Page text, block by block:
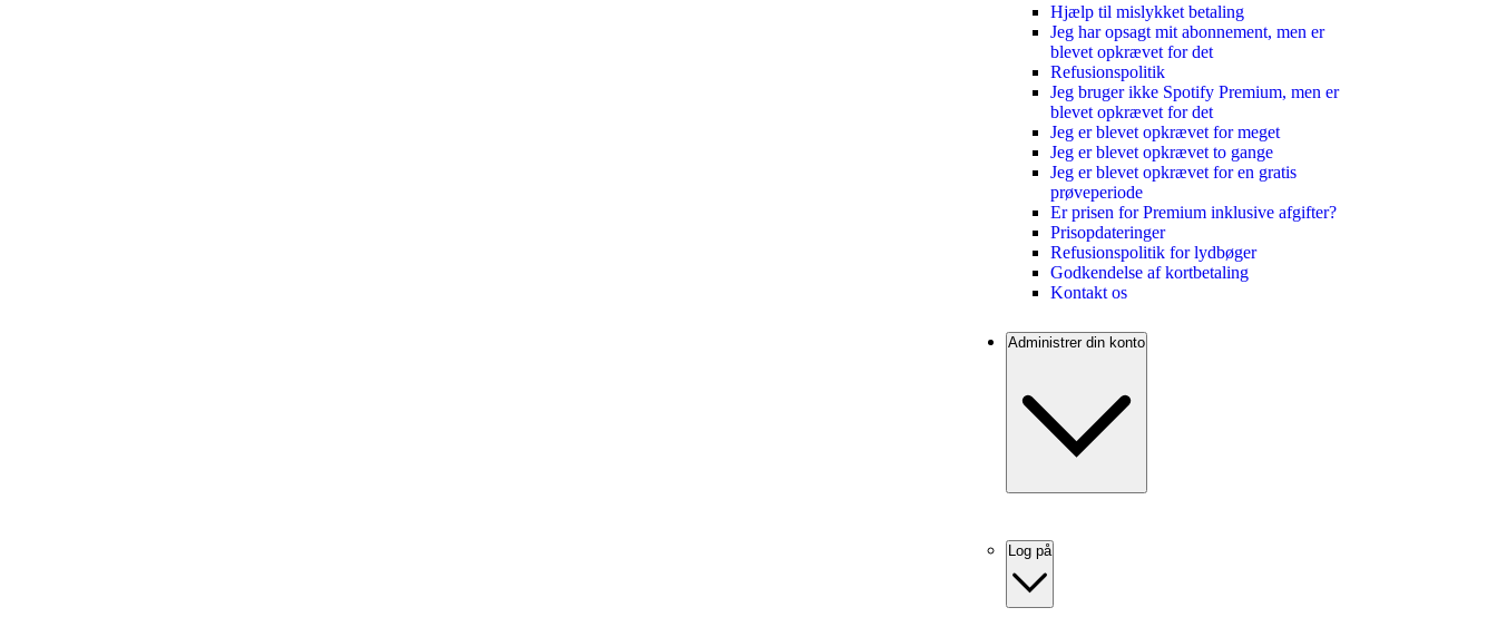
Hjælp til mislykket betaling
Jeg har opsagt mit abonnement, men er
blevet opkrævet for det
Refusionspolitik
Jeg bruger ikke Spotify Premium, men er
blevet opkrævet for det
Jeg er blevet opkrævet for meget
Jeg er blevet opkrævet to gange
Jeg er blevet opkrævet for en gratis
prøveperiode
Er prisen for Premium inklusive afgifter?
Prisopdateringer
Refusionspolitik for lydbøger
Godkendelse af kortbetaling
Kontakt os
Administrer din konto
Log på